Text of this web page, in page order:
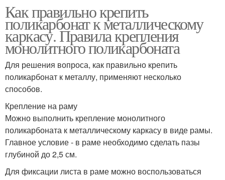
Как правильно крепить
поликарбонат к металлическому
каркасу. Правила крепления
монолитного поликарбоната
Для решения вопроса, как правильно крепить
поликарбонат к металлу, применяют несколько
способов.
Крепление на раму
Можно выполнить крепление монолитного
поликарбоната к металлическому каркасу в виде рамы.
Главное условие - в раме необходимо сделать пазы
глубиной до 2,5 см.
Для фиксации листа в раме можно воспользоваться